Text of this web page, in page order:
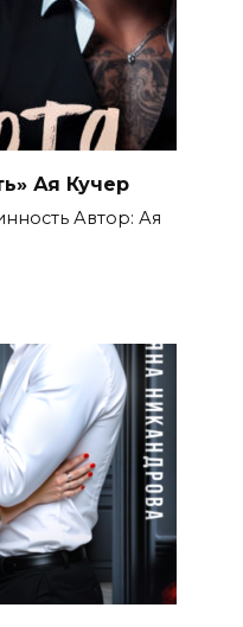
Ая Кучер
Автор: Ая